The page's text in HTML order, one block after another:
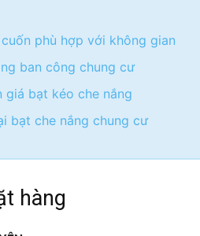
phù hợp với không gian
ban công chung cư
giá bạt kéo che nắng
bạt che nắng chung cư
hàng